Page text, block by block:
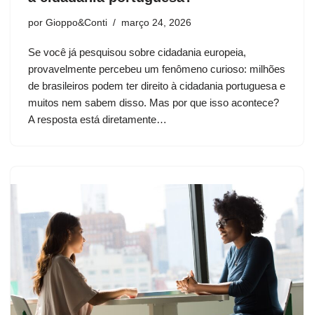
por Gioppo&Conti março 24, 2026
Se você já pesquisou sobre cidadania europeia,
provavelmente percebeu um fenômeno curioso: milhões
de brasileiros podem ter direito à cidadania portuguesa e
muitos nem sabem disso. Mas por que isso acontece?
A resposta está diretamente…